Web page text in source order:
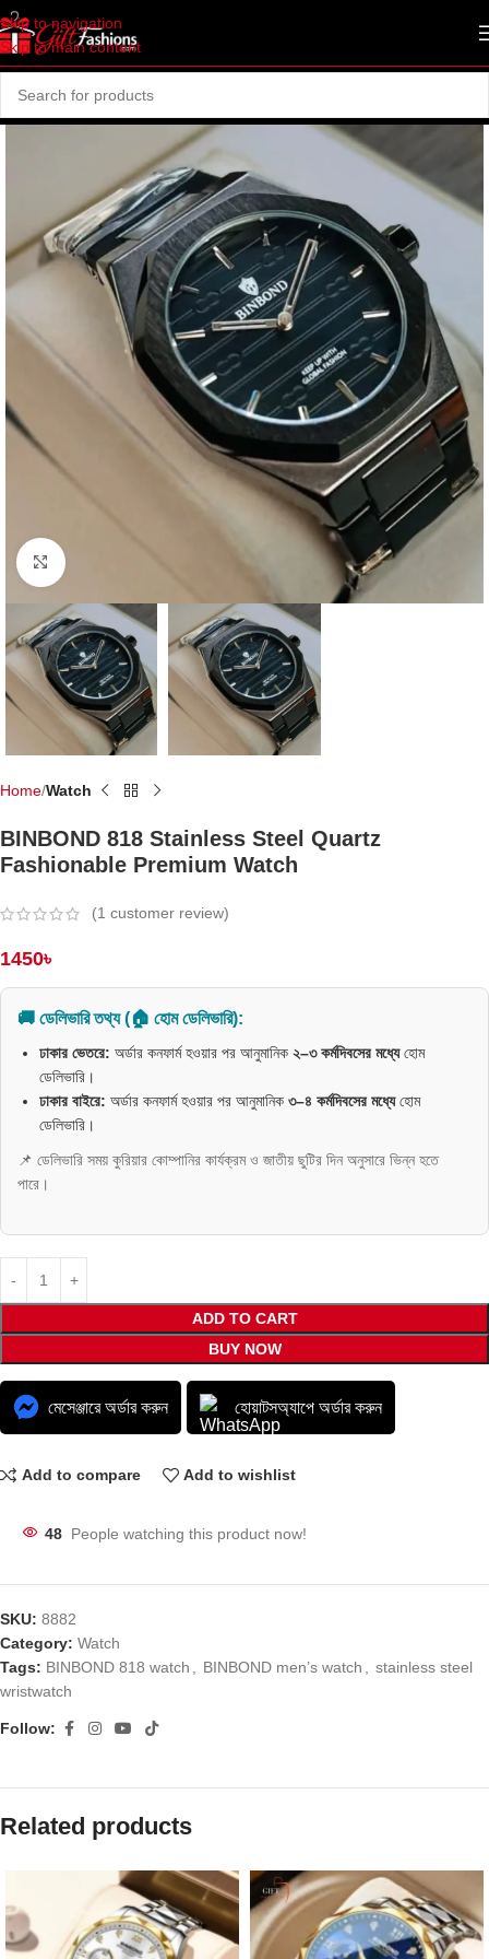
Skip to navigation
Skip to main content
Click to enlarge
Home Watch
BINBOND 818 Stainless Steel Quartz
Fashionable Premium Watch
(1 customer review)
1450৳
🚚 ডেলিভারি তথ্য (🏠 হোম ডেলিভারি):
ঢাকার ভেতরে: অর্ডার কনফার্ম হওয়ার পর আনুমানিক ২–৩ কর্মদিবসের মধ্যেহোম
ডেলিভারি।
ঢাকার বাইরে: অর্ডার কনফার্ম হওয়ার পর আনুমানিক ৩–৪ কর্মদিবসের মধ্যেহোম
ডেলিভারি।
📌 ডেলিভারি সময় কুরিয়ার কোম্পানির কার্যক্রম ও জাতীয় ছুটির দিন অনুসারে ভিন্ন হতে
পারে।
ADD TO CART
BUY NOW
মেসেঞ্জারে অর্ডার করুন হোয়াটসঅ্যাপে অর্ডার করুন
Add to compare Add to wishlist
48 People watching this product now!
SKU: 8882
Category: Watch
Tags: BINBOND 818 watch BINBOND men’s watch
stainless steel
wristwatch
Follow:
Related products